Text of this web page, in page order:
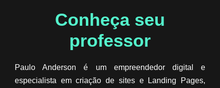
Conheça seu
professor​
Paulo Anderson é um empreendedor digital e
especialista em criação de sites e Landing Pages,